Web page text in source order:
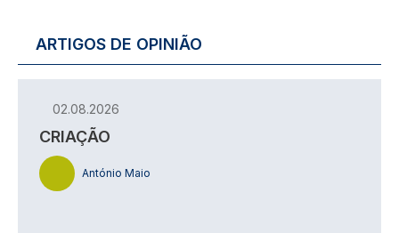
ARTIGOS DE OPINIÃO
02.08.2026
CRIAÇÃO
António Maio